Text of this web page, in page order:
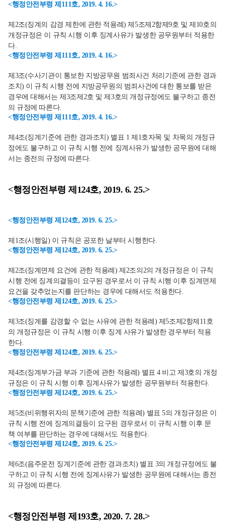
<행정안전부령 제111호, 2019. 4. 16.>
제2조(징계의 감경 제한에 관한 적용례) 제5조제2항제9호 및 제10호의
개정규정은 이 규칙 시행 이후 징계사유가 발생한 공무원부터 적용한
다.
<행정안전부령 제111호, 2019. 4. 16.>
제3조(수사기관이 통보한 지방공무원 범죄사건 처리기준에 관한 경과
조치) 이 규칙 시행 전에 지방공무원의 범죄사건에 대한 통보를 받은
경우에 대해서는 제3조제2호 및 제3호의 개정규정에도 불구하고 종전
의 규정에 따른다.
<행정안전부령 제111호, 2019. 4. 16.>
제4조(징계기준에 관한 경과조치) 별표 1 제1호자목 및 차목의 개정규
정에도 불구하고 이 규칙 시행 전에 징계사유가 발생한 공무원에 대해
서는 종전의 규정에 따른다.
<행정안전부령 제124호, 2019. 6. 25.>
<행정안전부령 제124호, 2019. 6. 25.>
제1조(시행일) 이 규칙은 공포한 날부터 시행한다.
<행정안전부령 제124호, 2019. 6. 25.>
제2조(징계면제 요건에 관한 적용례) 제2조의2의 개정규정은 이 규칙
시행 전에 징계의결등이 요구된 경우로서 이 규칙 시행 이후 징계면제
요건을 갖추었는지를 판단하는 경우에 대해서도 적용한다.
<행정안전부령 제124호, 2019. 6. 25.>
제3조(징계를 감경할 수 없는 사유에 관한 적용례) 제5조제2항제11호
의 개정규정은 이 규칙 시행 이후 징계 사유가 발생한 경우부터 적용
한다.
<행정안전부령 제124호, 2019. 6. 25.>
제4조(징계부가금 부과 기준에 관한 적용례) 별표 4 비고 제3호의 개정
규정은 이 규칙 시행 이후 징계사유가 발생한 공무원부터 적용한다.
<행정안전부령 제124호, 2019. 6. 25.>
제5조(비위행위자의 문책기준에 관한 적용례) 별표 5의 개정규정은 이
규칙 시행 전에 징계의결등이 요구된 경우로서 이 규칙 시행 이후 문
책 여부를 판단하는 경우에 대해서도 적용한다.
<행정안전부령 제124호, 2019. 6. 25.>
제6조(음주운전 징계기준에 관한 경과조치) 별표 3의 개정규정에도 불
구하고 이 규칙 시행 전에 징계사유가 발생한 공무원에 대해서는 종전
의 규정에 따른다.
<행정안전부령 제193호, 2020. 7. 28.>